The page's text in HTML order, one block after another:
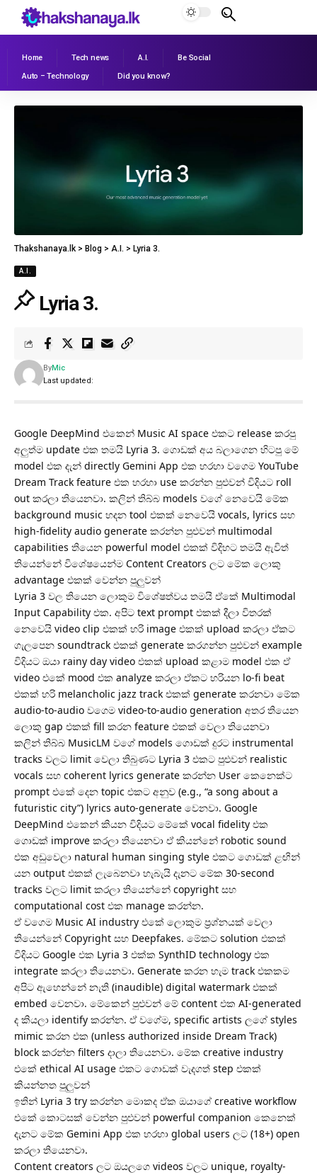
Home Tech news A.I.
Be Social
Auto – Technology
Did you know?
Thakshanaya.lk > Blog > A.I. > Lyria 3.
A.I.
Lyria 3.
Last updated:
ByMic
Google DeepMind එකෙන් Music AI space එකට release කරපු
අලුත්ම update එක තමයි Lyria 3. ගොඩක් අය බලාගෙන හිටපු මේ
model එක දැන් directly Gemini App එක හරහා වගෙම YouTube
Dream Track feature එක හරහා use කරන්න පුළුවන් විදියට roll
out කරලා තියෙනවා. කලින් තිබ්බ models වගේ නෙවෙයි මේක
background music හදන tool එකක් නෙවෙයි vocals, lyrics සහ
high-fidelity audio generate කරන්න පුළුවන් multimodal
capabilities තියෙන powerful model එකක් විදිහට තමයි ඇවිත්
තියෙන්නේ විශේෂයෙන්ම Content Creators ලට මේක ලොකු
advantage එකක් වෙන්න පුලුවන්
​Lyria 3 වල තියෙන ලොකුම විශේෂත්වය තමයි ඒකේ Multimodal
Input Capability එක. අපිට text prompt එකක් දීලා විතරක්
නෙවෙයි video clip එකක් හරි image එකක් upload කරලා ඒකට
ගැලපෙන soundtrack එකක් generate කරගන්න පුළුවන් example
විදියට ඔයා rainy day video එකක් upload කළාම model එක ඒ
video එකේ mood එක analyze කරලා ඒකට හරියන lo-fi beat
එකක් හරි melancholic jazz track එකක් generate කරනවා මේක
audio-to-audio වගෙම video-to-audio generation අතර තියෙන
ලොකු gap එකක් fill කරන feature එකක් වෙලා තියෙනවා
​කලින් තිබ්බ MusicLM වගේ models ගොඩක් දුරට instrumental
tracks වලට limit වෙලා තිබුණට Lyria 3 එකට පුළුවන් realistic
vocals සහ coherent lyrics generate කරන්න User කෙනෙක්ට
prompt එකේ දෙන topic එකට අනුව (e.g., “a song about a
futuristic city”) lyrics auto-generate වෙනවා. Google
DeepMind එකෙන් කියන විදියට මේකේ vocal fidelity එක
ගොඩක් improve කරලා තියෙනවා ඒ කියන්නේ robotic sound
එක අඩුවෙලා natural human singing style එකට ගොඩක් ළඟින්
යන output එකක් ලැබෙනවා හැබැයි දැනට මේක 30-second
tracks වලට limit කරලා තියෙන්නේ copyright සහ
computational cost එක manage කරන්න.
ඒ වගෙම Music AI industry එකේ ලොකුම ප්‍රශ්නයක් වෙලා
තියෙන්නේ Copyright සහ Deepfakes. මේකට solution එකක්
විදියට Google එක Lyria 3 එක්ක SynthID technology එක
integrate කරලා තියෙනවා. Generate කරන හැම track එකකම
අපිට ඇහෙන්නේ නැති (inaudible) digital watermark එකක්
embed වෙනවා. මේකෙන් පුළුවන් මේ content එක AI-generated
ද කියලා identify කරන්න. ඒ වගේම, specific artists ලගේ styles
mimic කරන එක (unless authorized inside Dream Track)
block කරන්න filters දාලා තියෙනවා. මේක creative industry
එකේ ethical AI usage එකට ගොඩක් වැදගත් step එකක්
කියන්නත පුලුවන්
ඉතින් ​Lyria 3 try කරන්න මොකද ඒක ඔයාගේ creative workflow
එකේ කොටසක් වෙන්න පුළුවන් powerful companion කෙනෙක්
දැනට මේක Gemini App එක හරහා global users ලට (18+) open
කරලා තියෙනවා.
Content creators ලට ඔයලගෙ videos වලට unique, royalty-